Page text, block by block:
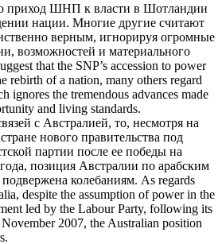
приход ШНП к власти в Шотландии
нации. Многие другие считают
верным, игнорируя огромные
возможностей и материального
that the SNP’s accession to power
rebirth of a nation, many others regard
ignores the tremendous advances made
and living standards.
с Австралией, то, несмотря на
нового правительства под
партии после ее победы на
позиция Австралии по арабским
колебаниям. As regards
despite the assumption of powerin the
led by the Labour Party, following its
2007, the Australian position